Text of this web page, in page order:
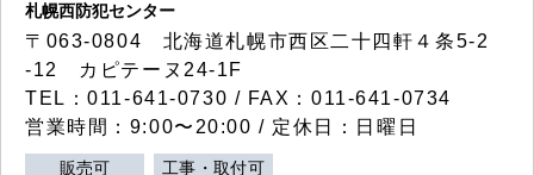
札幌西防犯センター
〒063-0804 北海道札幌市西区二十四軒４条5-2
-12 カピテーヌ24-1F
TEL：011-641-0730 / FAX：011-641-0734
営業時間：9:00〜20:00 / 定休日：日曜日
販売可 工事・取付可